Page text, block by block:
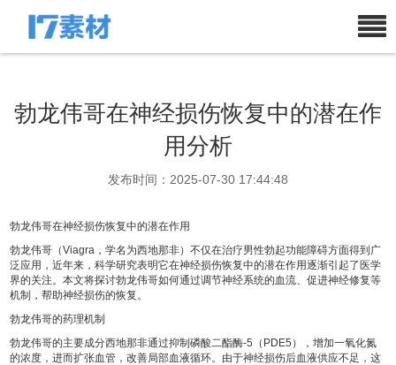
勃龙伟哥在神经损伤恢复中的潜在作
用分析
发布时间：2025-07-30 17:44:48
勃龙伟哥在神经损伤恢复中的潜在作用
勃龙伟哥（Viagra，学名为西地那非）不仅在治疗男性勃起功能障碍方面得到广
泛应用，近年来，科学研究表明它在神经损伤恢复中的潜在作用逐渐引起了医学
界的关注。本文将探讨勃龙伟哥如何通过调节神经系统的血流、促进神经修复等
机制，帮助神经损伤的恢复。
勃龙伟哥的药理机制
勃龙伟哥的主要成分西地那非通过抑制磷酸二酯酶-5（PDE5），增加一氧化氮
的浓度，进而扩张血管，改善局部血液循环。由于神经损伤后血液供应不足，这